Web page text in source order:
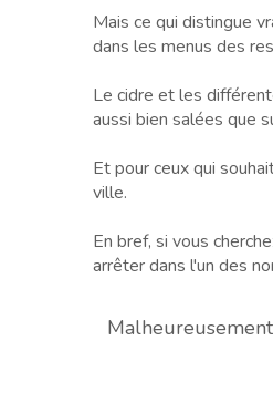
Mais ce qui distingue
dans les menus des
Le cidre et les
aussi bien salées que
Et pour ceux qui
ville.
En bref, si vous
arrêter dans l'un des